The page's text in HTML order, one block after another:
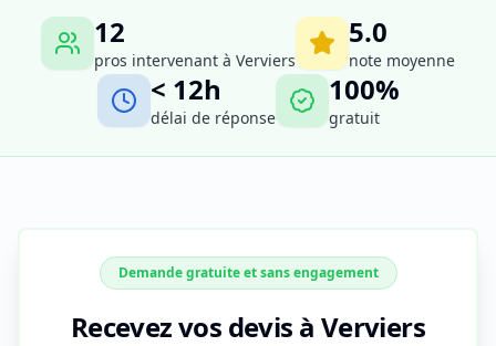
12
pros intervenant à Verviers
5.0
note moyenne
< 12h
délai de réponse
100%
gratuit
Demande gratuite et sans engagement
Recevez vos devis à Verviers